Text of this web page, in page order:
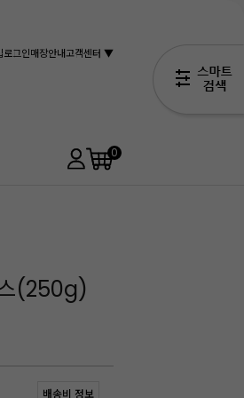
로그인매장안내고객센터 ▼
0
스(250g)
배송비 정보